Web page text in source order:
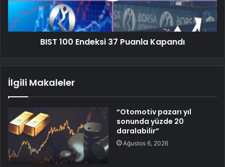
BIST 100 Endeksi 37 Puanla Kapandı
İlgili Makaleler
“Otomotiv pazarı yıl
sonunda yüzde 20
daralabilir”
Ağustos 6, 2026